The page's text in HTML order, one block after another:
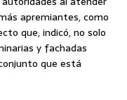
apremiantes, como
que, indicó, no solo
y fachadas
que está